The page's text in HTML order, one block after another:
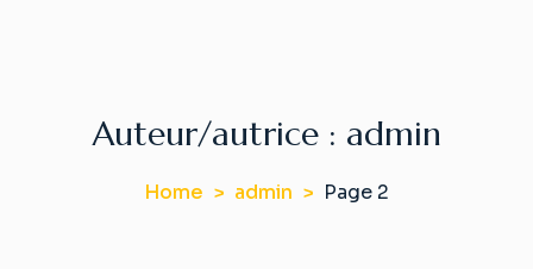
Auteur/autrice : admin
Home admin Page 2